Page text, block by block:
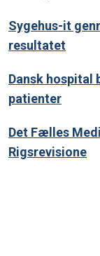
Sygehus-it
resultatet
Dansk hospital
patienter
Det Fælles
Rigsrevisione